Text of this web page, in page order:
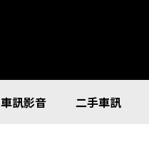
車訊影音 二手車訊